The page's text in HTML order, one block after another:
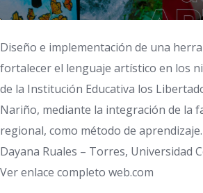
Diseño e implementación de una
fortalecer el lenguaje artístico en los
de la Institución Educativa los
Nariño, mediante la integración de la
regional, como método de
Dayana Ruales – Torres, Universidad
Ver enlace completo web.com